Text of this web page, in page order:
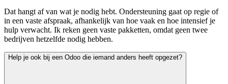
Dat hangt af van wat je nodig hebt. Ondersteuning gaat op regie of
in een vaste afspraak, afhankelijk van hoe vaak en hoe intensief je
hulp verwacht. Ik reken geen vaste pakketten, omdat geen twee
bedrijven hetzelfde nodig hebben.
Help je ook bij een Odoo die iemand anders heeft opgezet?